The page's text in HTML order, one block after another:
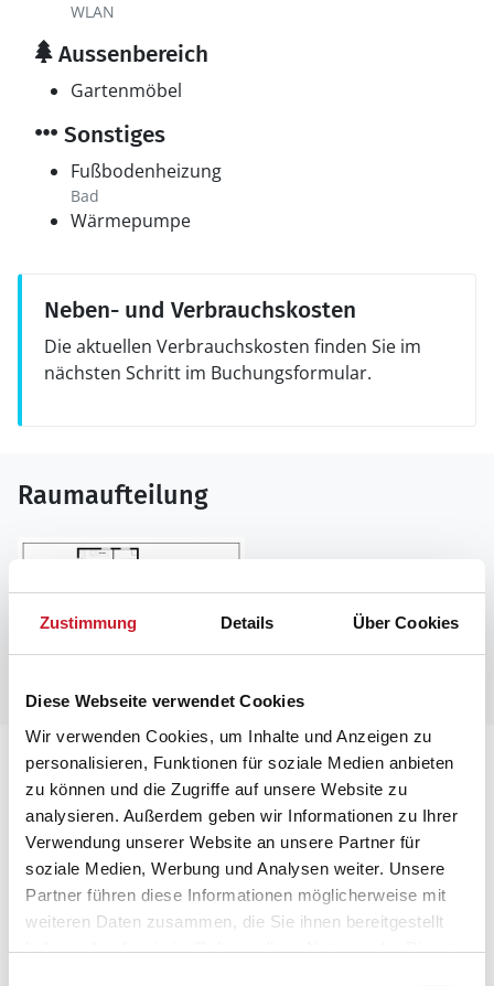
Zustimmung Details Über Cookies
Diese Webseite verwendet Cookies
Wir verwenden Cookies, um Inhalte und Anzeigen zu
personalisieren, Funktionen für soziale Medien anbieten
zu können und die Zugriffe auf unsere Website zu
analysieren. Außerdem geben wir Informationen zu Ihrer
Verwendung unserer Website an unsere Partner für
soziale Medien, Werbung und Analysen weiter. Unsere
Partner führen diese Informationen möglicherweise mit
weiteren Daten zusammen, die Sie ihnen bereitgestellt
haben oder die sie im Rahmen Ihrer Nutzung der Dienste
WLAN
Aussenbereich
Gartenmöbel
Sonstiges
Fußbodenheizung
Bad
Wärmepumpe
Neben- und Verbrauchskosten
Die aktuellen Verbrauchskosten finden Sie im
nächsten Schritt im Buchungsformular.
Raumaufteilung
Lageplan
Adresse
Ferienhaus 3297
Søndre Skovvej 26
6830 Nørre Nebel